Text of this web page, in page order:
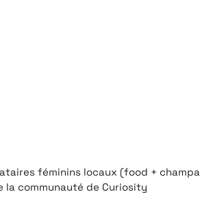
féminins locaux (food +
la communauté de Curiosity